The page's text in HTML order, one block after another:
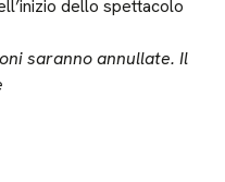
dello spettacolo
saranno annullate. Il